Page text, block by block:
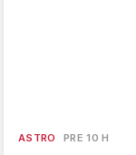
ASTRO PRE 10 H